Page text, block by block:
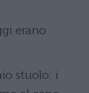
erano
stuolo: i